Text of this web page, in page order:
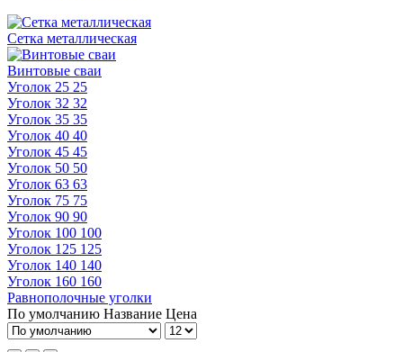
Сетка металлическая
Винтовые сваи
Уголок 25 25
Уголок 32 32
Уголок 35 35
Уголок 40 40
Уголок 45 45
Уголок 50 50
Уголок 63 63
Уголок 75 75
Уголок 90 90
Уголок 100 100
Уголок 125 125
Уголок 140 140
Уголок 160 160
Равнополочные уголки
По умолчанию Название Цена